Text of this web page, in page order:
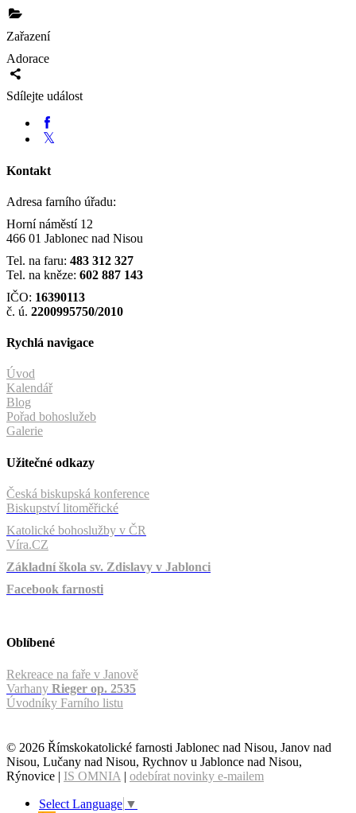
Zařazení
Adorace
Sdílejte událost
Kontakt
Adresa farního úřadu:
Horní náměstí 12
466 01 Jablonec nad Nisou
Tel. na faru: 483 312 327
Tel. na kněze: 602 887 143
IČO: 16390113
č. ú. 2200995750/2010
Rychlá navigace
Úvod
Kalendář
Blog
Pořad bohoslužeb
Galerie
Užitečné odkazy
Česká biskupská konference
Biskupství litoměřické
Katolické bohoslužby v ČR
Víra.CZ
Základní škola sv. Zdislavy v Jablonci
Facebook farnosti
Oblíbené
Rekreace na faře v Janově
Varhany Rieger op. 2535
Úvodníky Farního listu
© 2026 Římskokatolické farnosti Jablonec nad Nisou, Janov nad
Nisou, Lučany nad Nisou, Rychnov u Jablonce nad Nisou,
Rýnovice | IS OMNIA | odebírat novinky e-mailem
Select Language ▼